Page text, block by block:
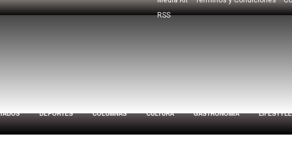
RSS
DEPORTES COLUMNAS CULTURA GASTRONOMÍA LIFESTYLE